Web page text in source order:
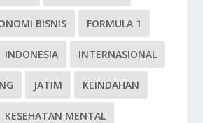
BISNIS FORMULA 1
INDONESIA INTERNASIONAL
JATIM KEINDAHAN
KESEHATAN MENTAL